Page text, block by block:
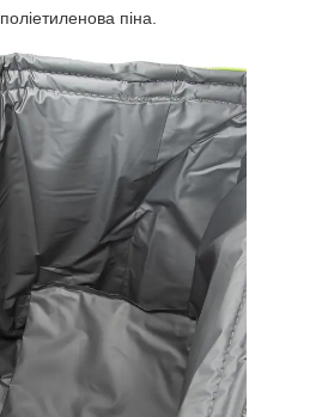
поліетиленова піна.